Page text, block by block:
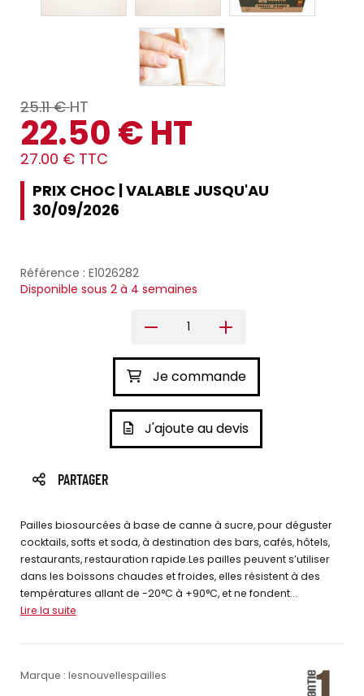
25.11 €HT
22.50 € HT
27.00 € TTC
PRIX CHOC | VALABLE JUSQU'AU
30/09/2026
Référence : E1026282
Disponible sous 2 à 4 semaines
Je commande
J'ajoute au devis
PARTAGER
Pailles biosourcées à base de canne à sucre, pour déguster
cocktails, softs et soda, à destination des bars, cafés, hôtels,
restaurants, restauration rapide.Les pailles peuvent s’utiliser
dans les boissons chaudes et froides, elles résistent à des
températures allant de -20°C à +90°C, et ne fondent...
Lire la suite
Marque : lesnouvellespailles